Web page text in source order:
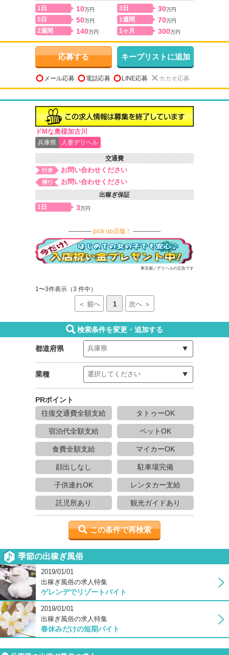
1日
10万円 3日 30万円
5日 50万円 1週間 70万円
2週間 140万円 1ヶ月 300万円
応募する キープリストに追加
メール応募 電話応募 LINE応募 カカオ応募
ドМな奥様加古川
兵庫県 人妻デリヘル
交通費
お問い合わせください
お問い合わせください
出稼ぎ保証
1日
3万円
pick up店舗！
東京都／デリヘルの広告です
1〜3件表示（3 件中）
＜ 前へ 1 次へ ＞
検索条件を変更・追加する
都道府県
業種
PRポイント
往復交通費全額支給
宿泊代全額支給
食費全額支給
顔出しなし
子供連れOK
託児所あり
タトゥーOK
ペットOK
マイカーOK
駐車場完備
レンタカー支給
観光ガイドあり
この条件で再検索
季節の出稼ぎ風俗
2019/01/01
出稼ぎ風俗の求人特集
ゲレンデでリゾートバイト
2019/01/01
出稼ぎ風俗の求人特集
春休みだけの短期バイト